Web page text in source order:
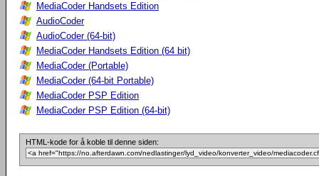
MediaCoder Handsets Edition
AudioCoder
AudioCoder (64-bit)
MediaCoder Handsets Edition (64 bit)
MediaCoder (Portable)
MediaCoder (64-bit Portable)
MediaCoder PSP Edition
MediaCoder PSP Edition (64-bit)
HTML-kode for å koble til denne siden: